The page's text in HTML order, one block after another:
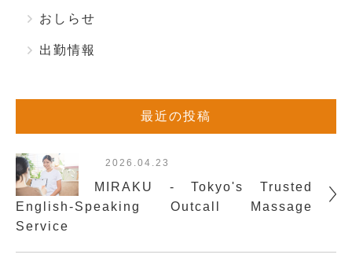
おしらせ
出勤情報
最近の投稿
2026.04.23
MIRAKU - Tokyo's Trusted
English-Speaking Outcall Massage
Service